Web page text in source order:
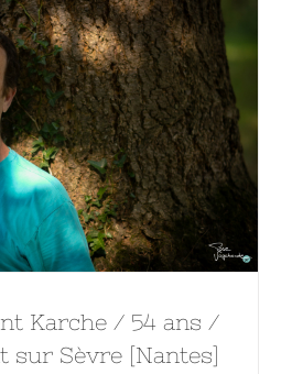
Karche / 54 ans /
sur Sèvre [Nantes]